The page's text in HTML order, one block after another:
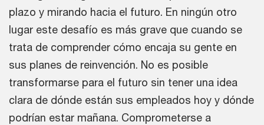
plazo y mirando hacia el futuro. En ningún otro
lugar este desafío es más grave que cuando se
trata de comprender cómo encaja su gente en
sus planes de reinvención. No es posible
transformarse para el futuro sin tener una idea
clara de dónde están sus empleados hoy y dónde
podrían estar mañana. Comprometerse a